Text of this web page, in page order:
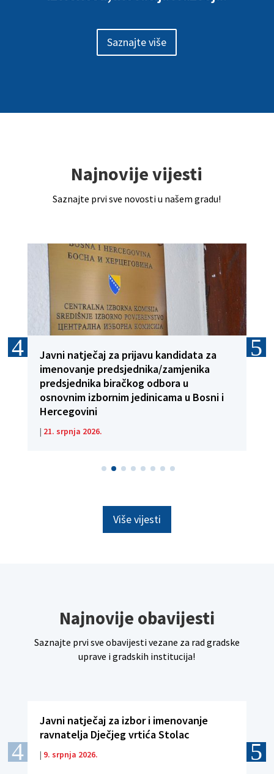
Saznajte više
Najnovije vijesti
Saznajte prvi sve novosti u našem gradu!
Javni natječaj za prijavu kandidata za
imenovanje predsjednika/zamjenika
predsjednika biračkog odbora u
osnovnim izbornim jedinicama u Bosni i
Hercegovini
| 21. srpnja 2026.
Više vijesti
Najnovije obavijesti
Saznajte prvi sve obavijesti vezane za rad gradske
uprave i gradskih institucija!
Javni natječaj za izbor i imenovanje
ravnatelja Dječjeg vrtića Stolac
| 9. srpnja 2026.